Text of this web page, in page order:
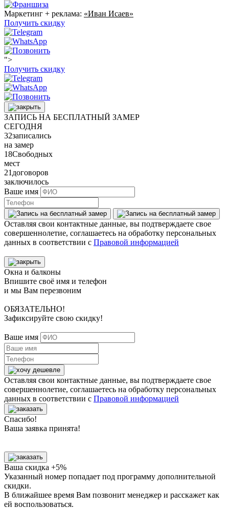
Маркетинг + реклама: «Иван Исаев»
Получить скидку
">
Получить скидку
ЗАПИСЬ НА БЕСПЛАТНЫЙ ЗАМЕР
СЕГОДНЯ
32записались
на замер
18Свободных
мест
21 договоров
заключилось
Ваше имя
Оставляя свои контактные данные, вы подтверждаете свое
совершеннолетие, соглашаетесь на обработку персональных
данных в соответствии с Правовой информацией
Окна и балконы
Впишите своё имя и телефон
и мы Вам перезвоним
ОБЯЗАТЕЛЬНО!
Зафиксируйте свою скидку!
Ваше имя
Оставляя свои контактные данные, вы подтверждаете свое
совершеннолетие, соглашаетесь на обработку персональных
данных в соответствии с Правовой информацией
Спасибо!
Ваша заявка принята!
Ваша скидка +5%
Указанный номер попадает под программу дополнительной
скидки.
В ближайшее время Вам позвонит менеджер и расскажет как
ей воспользоваться.